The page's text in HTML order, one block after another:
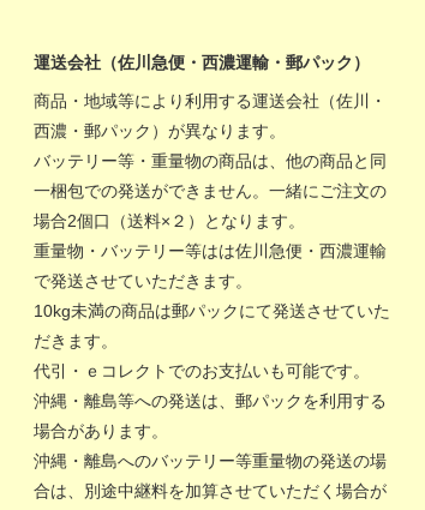
運送会社（佐川急便・西濃運輸・郵パック）
商品・地域等により利用する運送会社（佐川・
西濃・郵パック）が異なります。
バッテリー等・重量物の商品は、他の商品と同
一梱包での発送ができません。一緒にご注文の
場合2個口（送料×２）となります。
重量物・バッテリー等はは佐川急便・西濃運輸
で発送させていただきます。
10kg未満の商品は郵パックにて発送させていた
だきます。
代引・ｅコレクトでのお支払いも可能です。
沖縄・離島等への発送は、郵パックを利用する
場合があります。
沖縄・離島へのバッテリー等重量物の発送の場
合は、別途中継料を加算させていただく場合が